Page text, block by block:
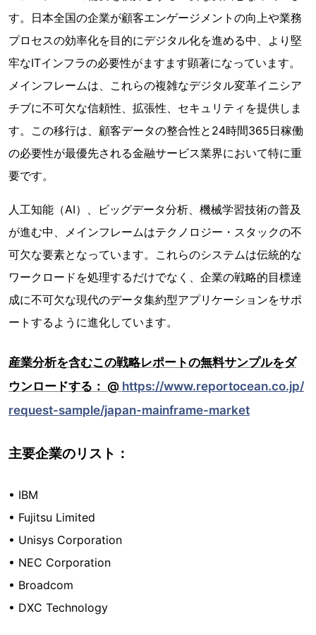
す。日本全国の企業が顧客エンゲージメントの向上や業務
プロセスの効率化を目的にデジタル化を進める中、より堅
牢なITインフラの必要性がますます顕著になっています。
メインフレームは、これらの複雑なデジタル変革イニシア
チブに不可欠な信頼性、拡張性、セキュリティを提供しま
す。この移行は、顧客データの整合性と24時間365日稼働
の必要性が最優先される金融サービス業界において特に重
要です。
人工知能（AI）、ビッグデータ分析、機械学習技術の普及
が進む中、メインフレームはテクノロジー・スタックの不
可欠な要素となっています。これらのシステムは伝統的な
ワークロードを処理するだけでなく、企業の戦略的目標達
成に不可欠な現代のデータ集約型アプリケーションをサポ
ートするように進化しています。
産業分析を含むこの戦略レポートの無料サンプルをダ
ウンロードする： @ https://www.reportocean.co.jp/
request-sample/japan-mainframe-market
主要企業のリスト：
• IBM
• Fujitsu Limited
• Unisys Corporation
• NEC Corporation
• Broadcom
• DXC Technology